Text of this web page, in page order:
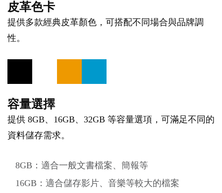
皮革色卡
提供多款經典皮革顏色，可搭配不同場合與品牌調
性。
容量選擇
提供 8GB、16GB、32GB 等容量選項，可滿足不同的
資料儲存需求。
8GB：適合一般文書檔案、簡報等
16GB：適合儲存影片、音樂等較大的檔案